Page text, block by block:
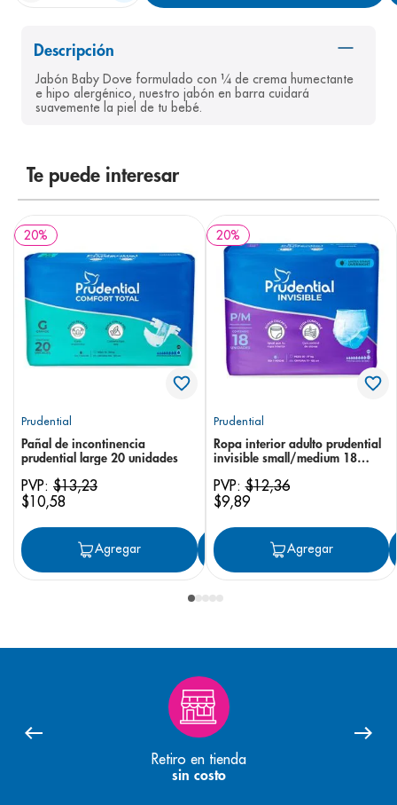
Descripción
Jabón Baby Dove formulado con ¼ de crema humectante
e hipo alergénico, nuestro jabón en barra cuidará
suavemente la piel de tu bebé.
Te puede interesar
20%
Prudential
Pañal de incontinencia
prudential large 20 unidades
PVP: $13,23
$10,58
Agregar Agregar
20%
Prudential
Ropa interior adulto prudential
invisible small/medium 18
PVP:$12,36
$9,89
Agregar
Retiro en tienda
sin costo
pediasure
10.desodorante